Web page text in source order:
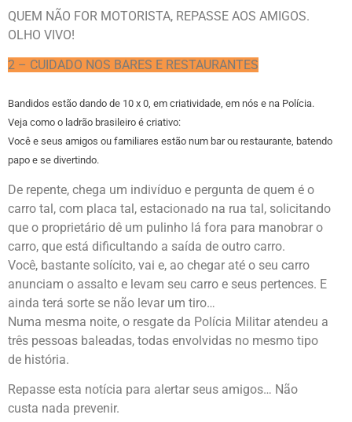
QUEM NÃO FOR MOTORISTA, REPASSE AOS AMIGOS.
OLHO VIVO!
2 – CUIDADO NOS BARES E RESTAURANTES
Bandidos estão dando de 10 x 0, em criatividade, em nós e na Polícia.
Veja como o ladrão brasileiro é criativo:
Você e seus amigos ou familiares estão num bar ou restaurante, batendo
papo e se divertindo.
De repente, chega um indivíduo e pergunta de quem é o
carro tal, com placa tal, estacionado na rua tal, solicitando
que o proprietário dê um pulinho lá fora para manobrar o
carro, que está dificultando a saída de outro carro.
Você, bastante solícito, vai e, ao chegar até o seu carro
anunciam o assalto e levam seu carro e seus pertences. E
ainda terá sorte se não levar um tiro…
Numa mesma noite, o resgate da Polícia Militar atendeu a
três pessoas baleadas, todas envolvidas no mesmo tipo
de história.
Repasse esta notícia para alertar seus amigos… Não
custa nada prevenir.